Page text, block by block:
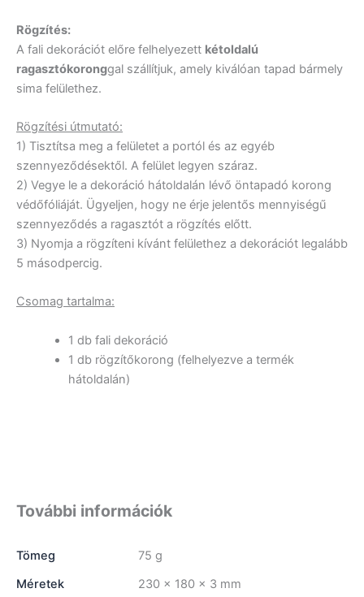
Rögzítés:
A fali dekorációt előre felhelyezett kétoldalú
ragasztókoronggal szállítjuk, amely kiválóan tapad bármely
sima felülethez.
Rögzítési útmutató:
1) Tisztítsa meg a felületet a portól és az egyéb
szennyeződésektől. A felület legyen száraz.
2) Vegye le a dekoráció hátoldalán lévő öntapadó korong
védőfóliáját. Ügyeljen, hogy ne érje jelentős mennyiségű
szennyeződés a ragasztót a rögzítés előtt.
3) Nyomja a rögzíteni kívánt felülethez a dekorációt legalább
5 másodpercig.
Csomag tartalma:
1 db fali dekoráció
1 db rögzítőkorong (felhelyezve a termék
hátoldalán)
További információk
Tömeg
75 g
Méretek
230 × 180 × 3 mm